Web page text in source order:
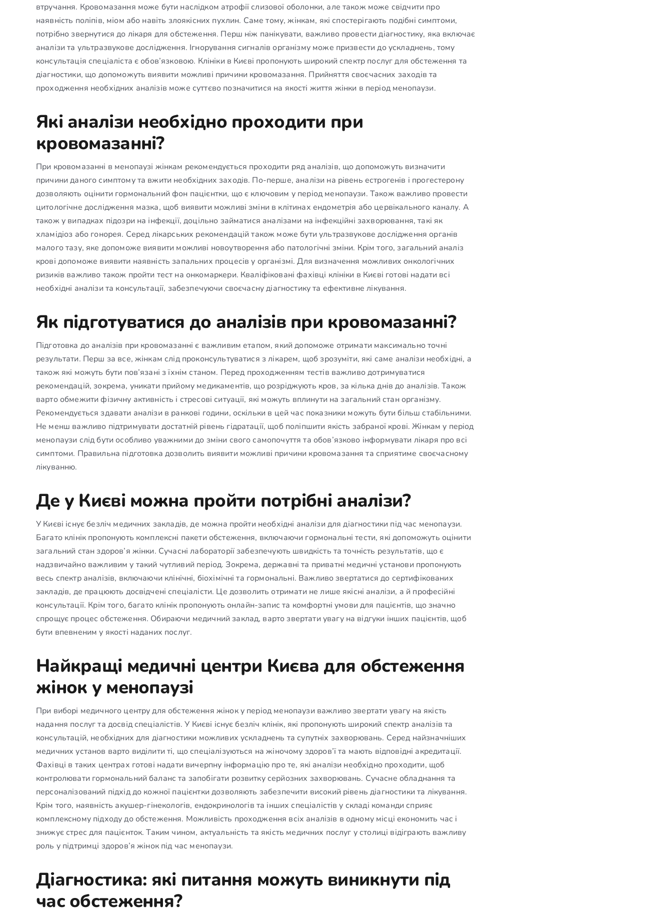
втручання. Кровомазання може бути наслідком атрофії слизової оболонки, але також може свідчити про
наявність поліпів, міом або навіть злоякісних пухлин. Саме тому, жінкам, які спостерігають подібні симптоми,
потрібно звернутися до лікаря для обстеження. Перш ніж панікувати, важливо провести діагностику, яка включає
аналізи та ультразвукове дослідження. Ігнорування сигналів організму може призвести до ускладнень, тому
консультація спеціаліста є обов’язковою. Клініки в Києві пропонують широкий спектр послуг для обстеження та
діагностики, що допоможуть виявити можливі причини кровомазання. Прийняття своєчасних заходів та
проходження необхідних аналізів може суттєво позначитися на якості життя жінки в період менопаузи.
Які аналізи необхідно проходити при
кровомазанні?
При кровомазанні в менопаузі жінкам рекомендується проходити ряд аналізів, що допоможуть визначити
причини даного симптому та вжити необхідних заходів. По-перше, аналізи на рівень естрогенів і прогестерону
дозволяють оцінити гормональний фон пацієнтки, що є ключовим у період менопаузи. Також важливо провести
цитологічне дослідження мазка, щоб виявити можливі зміни в клітинах ендометрія або цервікального каналу. А
також у випадках підозри на інфекції, доцільно займатися аналізами на інфекційні захворювання, такі як
хламідіоз або гонорея. Серед лікарських рекомендацій також може бути ультразвукове дослідження органів
малого тазу, яке допоможе виявити можливі новоутворення або патологічні зміни. Крім того, загальний аналіз
крові допоможе виявити наявність запальних процесів у організмі. Для визначення можливих онкологічних
ризиків важливо також пройти тест на онкомаркери. Кваліфіковані фахівці клініки в Києві готові надати всі
необхідні аналізи та консультації, забезпечуючи своєчасну діагностику та ефективне лікування.
Як підготуватися до аналізів при кровомазанні?
Підготовка до аналізів при кровомазанні є важливим етапом, який допоможе отримати максимально точні
результати. Перш за все, жінкам слід проконсультуватися з лікарем, щоб зрозуміти, які саме аналізи необхідні, а
також які можуть бути пов’язані з їхнім станом. Перед проходженням тестів важливо дотримуватися
рекомендацій, зокрема, уникати прийому медикаментів, що розріджують кров, за кілька днів до аналізів. Також
варто обмежити фізичну активність і стресові ситуації, які можуть вплинути на загальний стан організму.
Рекомендується здавати аналізи в ранкові години, оскільки в цей час показники можуть бути більш стабільними.
Не менш важливо підтримувати достатній рівень гідратації, щоб поліпшити якість забраної крові. Жінкам у період
менопаузи слід бути особливо уважними до зміни свого самопочуття та обов’язково інформувати лікаря про всі
симптоми. Правильна підготовка дозволить виявити можливі причини кровомазання та сприятиме своєчасному
лікуванню.
Де у Києві можна пройти потрібні аналізи?
У Києві існує безліч медичних закладів, де можна пройти необхідні аналізи для діагностики під час менопаузи.
Багато клінік пропонують комплексні пакети обстеження, включаючи гормональні тести, які допоможуть оцінити
загальний стан здоров’я жінки. Сучасні лабораторії забезпечують швидкість та точність результатів, що є
надзвичайно важливим у такий чутливий період. Зокрема, державні та приватні медичні установи пропонують
весь спектр аналізів, включаючи клінічні, біохімічні та гормональні. Важливо звертатися до сертифікованих
закладів, де працюють досвідчені спеціалісти. Це дозволить отримати не лише якісні аналізи, а й професійні
консультації. Крім того, багато клінік пропонують онлайн-запис та комфортні умови для пацієнтів, що значно
спрощує процес обстеження. Обираючи медичний заклад, варто звертати увагу на відгуки інших пацієнтів, щоб
бути впевненим у якості наданих послуг.
Найкращі медичні центри Києва для обстеження
жінок у менопаузі
При виборі медичного центру для обстеження жінок у період менопаузи важливо звертати увагу на якість
надання послуг та досвід спеціалістів. У Києві існує безліч клінік, які пропонують широкий спектр аналізів та
консультацій, необхідних для діагностики можливих ускладнень та супутніх захворювань. Серед найзначніших
медичних установ варто виділити ті, що спеціалізуються на жіночому здоров’ї та мають відповідні акредитації.
Фахівці в таких центрах готові надати вичерпну інформацію про те, які аналізи необхідно проходити, щоб
контролювати гормональний баланс та запобігати розвитку серйозних захворювань. Сучасне обладнання та
персоналізований підхід до кожної пацієнтки дозволяють забезпечити високий рівень діагностики та лікування.
Крім того, наявність акушер-гінекологів, ендокринологів та інших спеціалістів у складі команди сприяє
комплексному підходу до обстеження. Можливість проходження всіх аналізів в одному місці економить час і
знижує стрес для пацієнток. Таким чином, актуальність та якість медичних послуг у столиці відіграють важливу
роль у підтримці здоров’я жінок під час менопаузи.
Діагностика: які питання можуть виникнути під
час обстеження?